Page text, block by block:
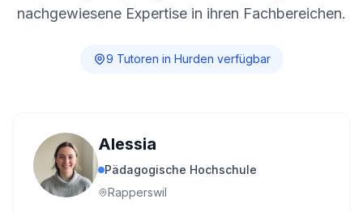
nachgewiesene Expertise in ihren Fachbereichen.
9 Tutoren in Hurden verfügbar
Alessia
Pädagogische Hochschule
Rapperswil